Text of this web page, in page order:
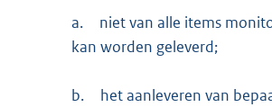
a.
niet van alle items
kan worden geleverd;
b.
het aanleveren van